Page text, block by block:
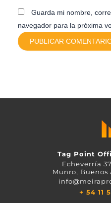
Guarda mi nombre,
navegador para la próxima
Tag Point
Echeverría
Munro, Buenos
+ 54 11